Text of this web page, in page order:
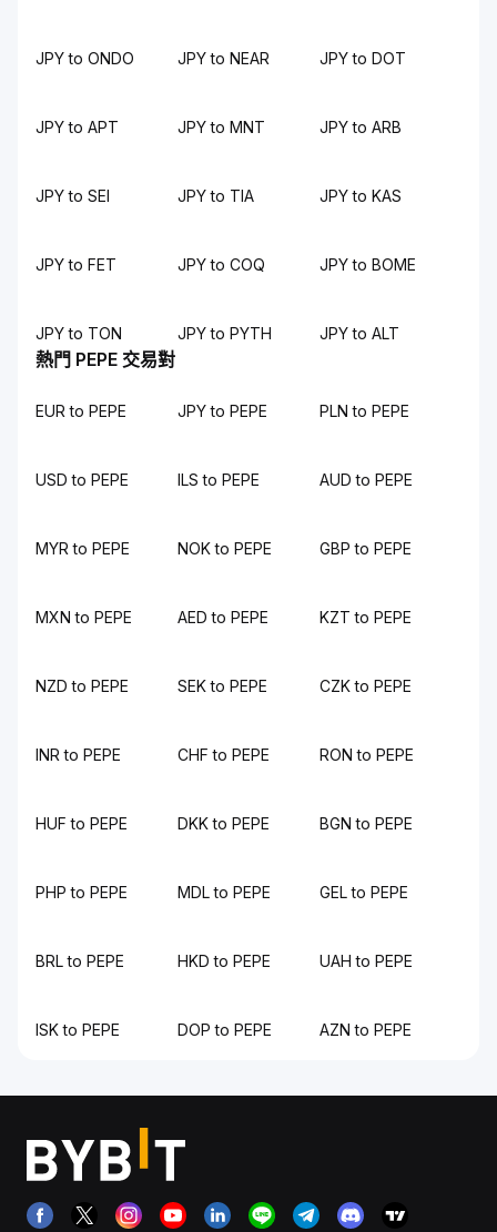
JPY to ONDO JPY to NEAR JPY to DOT
JPY to APT JPY to MNT JPY to ARB
JPY to SEI JPY to TIA JPY to KAS
JPY to FET JPY to COQ JPY to BOME
JPY to TON JPY to PYTH JPY to ALT
熱門 PEPE 交易對
EUR to PEPE JPY to PEPE PLN to PEPE
USD to PEPE ILS to PEPE AUD to PEPE
MYR to PEPE NOK to PEPE GBP to PEPE
MXN to PEPE AED to PEPE KZT to PEPE
NZD to PEPE SEK to PEPE CZK to PEPE
INR to PEPE CHF to PEPE RON to PEPE
HUF to PEPE DKK to PEPE BGN to PEPE
PHP to PEPE MDL to PEPE GEL to PEPE
BRL to PEPE HKD to PEPE UAH to PEPE
ISK to PEPE DOP to PEPE AZN to PEPE